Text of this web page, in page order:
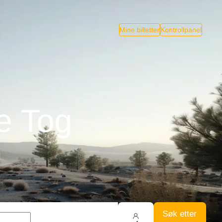
Mine billetterKontrollpanel
Søk etter